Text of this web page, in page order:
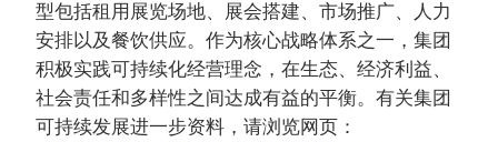
型包括租用展览场地、展会搭建、市场推广、人力
安排以及餐饮供应。作为核心战略体系之一，集团
积极实践可持续化经营理念，在生态、经济利益、
社会责任和多样性之间达成有益的平衡。有关集团
可持续发展进一步资料，请浏览网页：